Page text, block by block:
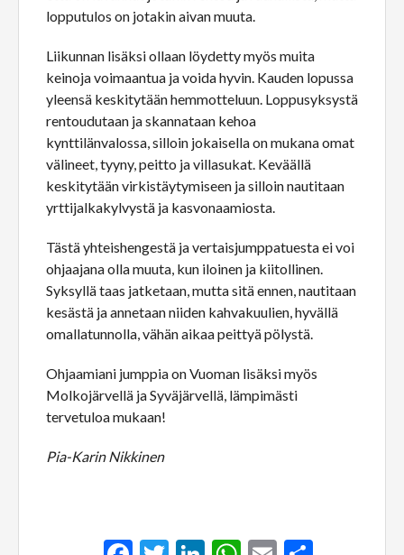
lopputulos on jotakin aivan muuta.
Liikunnan lisäksi ollaan löydetty myös muita
keinoja voimaantua ja voida hyvin. Kauden lopussa
yleensä keskitytään hemmotteluun. Loppusyksystä
rentoudutaan ja skannataan kehoa
kynttilänvalossa, silloin jokaisella on mukana omat
välineet, tyyny, peitto ja villasukat. Keväällä
keskitytään virkistäytymiseen ja silloin nautitaan
yrttijalkakylvystä ja kasvonaamiosta.
Tästä yhteishengestä ja vertaisjumppatuesta ei voi
ohjaajana olla muuta, kun iloinen ja kiitollinen.
Syksyllä taas jatketaan, mutta sitä ennen, nautitaan
kesästä ja annetaan niiden kahvakuulien, hyvällä
omallatunnolla, vähän aikaa peittyä pölystä.
Ohjaamiani jumppia on Vuoman lisäksi myös
Molkojärvellä ja Syväjärvellä, lämpimästi
tervetuloa mukaan!
Pia-Karin Nikkinen